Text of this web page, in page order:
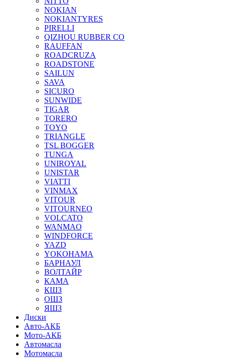
NOKIAN
NOKIANTYRES
PIRELLI
QIZHOU RUBBER CO
RAUFFAN
ROADCRUZA
ROADSTONE
SAILUN
SAVA
SICURO
SUNWIDE
TIGAR
TORERO
TOYO
TRIANGLE
TSL BOGGER
TUNGA
UNIROYAL
UNISTAR
VIATTI
VINMAX
VITOUR
VITOURNEO
VOLCATO
WANMAO
WINDFORCE
YAZD
YOKOHAMA
БАРНАУЛ
ВОЛТАЙР
КАМА
КШЗ
ОШЗ
ЯШЗ
Диски
Авто-АКБ
Мото-АКБ
Автомасла
Мотомасла